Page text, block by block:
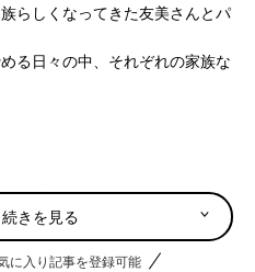
らしくなってきた友美さんとパ
る日々の中、それぞれの家族な
きを見る
に入り記事を登録可能